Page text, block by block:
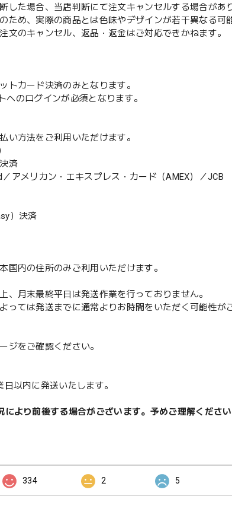
した場合、当店判断にて注文キャンセルする場合があ
ため、実際の商品とは色味やデザインが若干異なる可
文のキャンセル、返品・返金はご対応できかねます。
トカード決済のみとなります。
へのログインが必須となります。
い方法をご利用いただけます。
済
メリカン・エキスプレス・カード（AMEX）／JCB
）決済
国内の住所のみご利用いただけます。
、月末最終平日は発送作業を行っておりません。
っては発送までに通常よりお時間をいただく可能性が
ジをご確認ください。
日以内に発送いたします。
より前後する場合がございます。予めご理解ください
334 2 5